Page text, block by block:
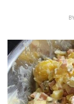
BY